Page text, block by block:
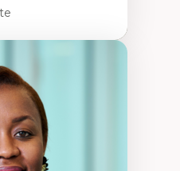
des théories de
du féminisme
sciences
STIM dans une
de care
des